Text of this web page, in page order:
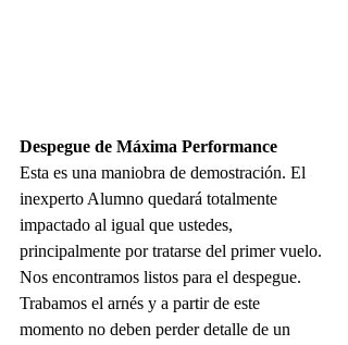
Despegue de Máxima Performance
Esta es una maniobra de demostración. El
inexperto Alumno quedará totalmente
impactado al igual que ustedes,
principalmente por tratarse del primer vuelo.
Nos encontramos listos para el despegue.
Trabamos el arnés y a partir de este
momento no deben perder detalle de un